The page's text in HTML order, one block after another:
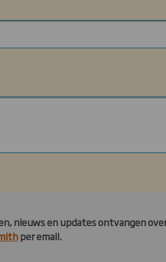
nieuws en updates ontvangen
per email.